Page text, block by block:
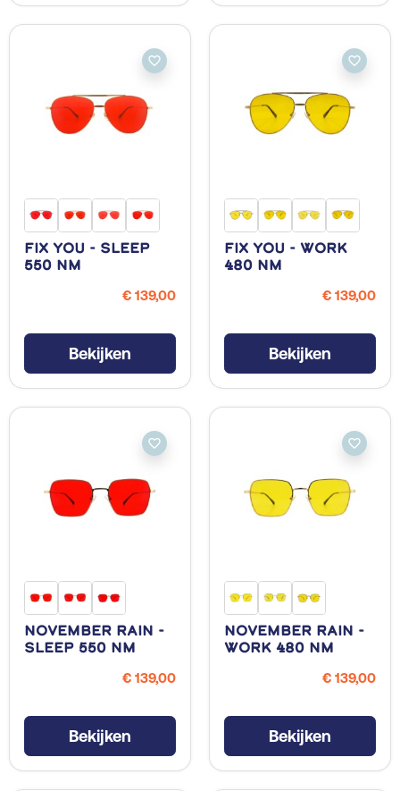
favorite_border
Fix You - Sleep
550 NM
€ 139,00
Bekijken
favorite_border
Fix You - Work
480 NM
€ 139,00
Bekijken
favorite_border
November Rain -
Sleep 550 NM
€ 139,00
Bekijken
favorite_border
November Rain -
Work 480 NM
€ 139,00
Bekijken